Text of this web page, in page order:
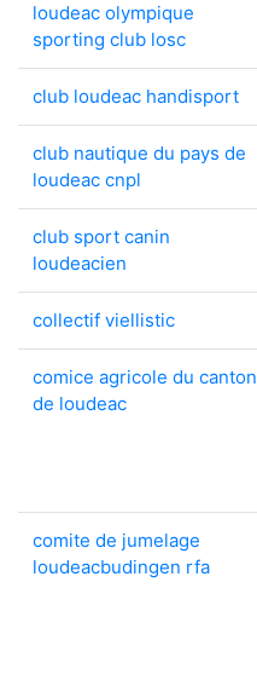
loudeac olympique
sporting club losc
club loudeac handisport
club nautique du pays de
loudeac cnpl
club sport canin
loudeacien
collectif viellistic
comice agricole du canton
de loudeac
comite de jumelage
loudeacbudingen rfa